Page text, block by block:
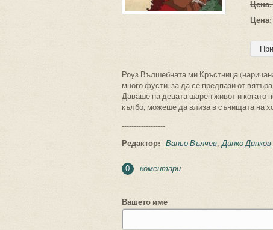
Цена:
Роуз Вълшебната ми Кръстница
много фусти, за да се предпази от
Даваше на децата шарен живот и когато
кълбо, можеше да влиза в сънищата на
------------------
Редактор: Ваньо Вълчев Динко Динков
0 коментари
Вашето име